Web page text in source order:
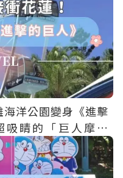
洋公園變身《進擊
睛的「巨人摩天
點、聯名周邊一次